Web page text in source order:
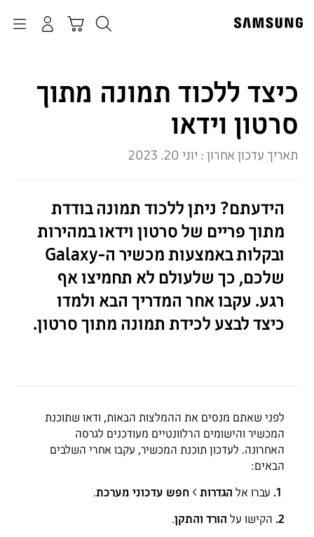
כיצד ללכוד תמונה מתוך
סרטון וידאו
תאריך עדכון אחרון : יוני 20. 2023
הידעתם? ניתן ללכוד תמונה בודדת
מתוך פריים של סרטון וידאו במהירות
ובקלות באמצעות מכשיר ה-Galaxy
שלכם, כך שלעולם לא תחמיצו אף
רגע. עקבו אחר המדריך הבא ולמדו
כיצד לבצע לכידת תמונה מתוך סרטון.
לפני שאתם מנסים את ההמלצות הבאות, ודאו שתוכנת
המכשיר והישומים הרלוונטיים מעודכנים לגרסה
האחרונה. לעדכון תוכנת המכשיר, עקבו אחרי השלבים
הבאים:
עברו אל הגדרות > חפש עדכוני מערכת.
2. הקישו על הורד והתקן.